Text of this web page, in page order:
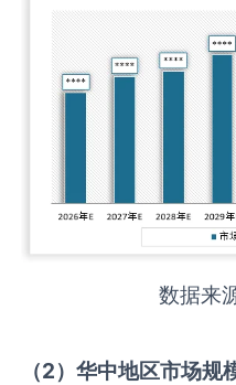
数据来
（2）华中地区市场规